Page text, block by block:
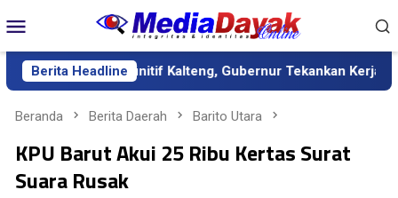
ke
kontenMobile
Berita Headline
Sekda Definitif Kalteng, Gubernur Tekankan Kerja Keras
Beranda Berita Daerah Barito Utara
KPU Barut Akui 25 Ribu Kertas Surat
Suara Rusak